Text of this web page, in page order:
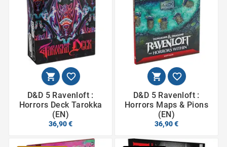
 
D&D 5 Ravenloft :
Horrors Deck Tarokka
(EN)
36,90 €
 
D&D 5 Ravenloft :
Horrors Maps & Pions
(EN)
36,90 €